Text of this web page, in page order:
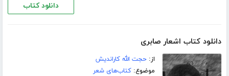
دانلود کتاب
دانلود کتاب اشعار صابری
از:حجت الله کاراندیش
موضوع:کتاب‌های شعر